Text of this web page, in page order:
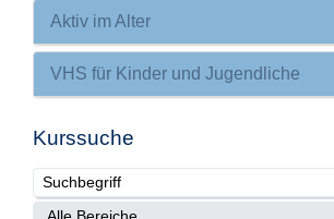
Aktiv im Alter
VHS für Kinder und Jugendliche
Kurssuche